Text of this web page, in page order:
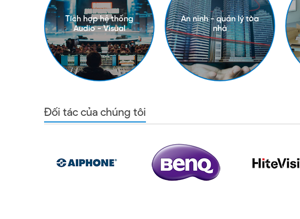
Tích hợp hệ thống
Audio - Visual
An ninh - quản lý tòa
nhà
Đối tác của chúng tôi